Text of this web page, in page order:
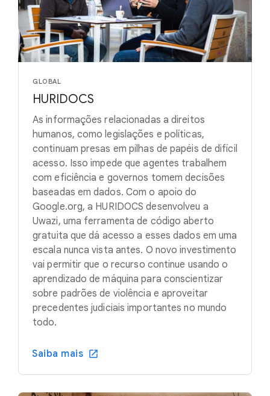
GLOBAL
HURIDOCS
As informações relacionadas a direitos
humanos, como legislações e políticas,
continuam presas em pilhas de papéis de difícil
acesso. Isso impede que agentes trabalhem
com eficiência e governos tomem decisões
baseadas em dados. Com o apoio do
Google.org, a HURIDOCS desenvolveu a
Uwazi, uma ferramenta de código aberto
gratuita que dá acesso a esses dados em uma
escala nunca vista antes. O novo investimento
vai permitir que o recurso continue usando o
aprendizado de máquina para conscientizar
sobre padrões de violência e aproveitar
precedentes judiciais importantes no mundo
todo.
Saiba mais